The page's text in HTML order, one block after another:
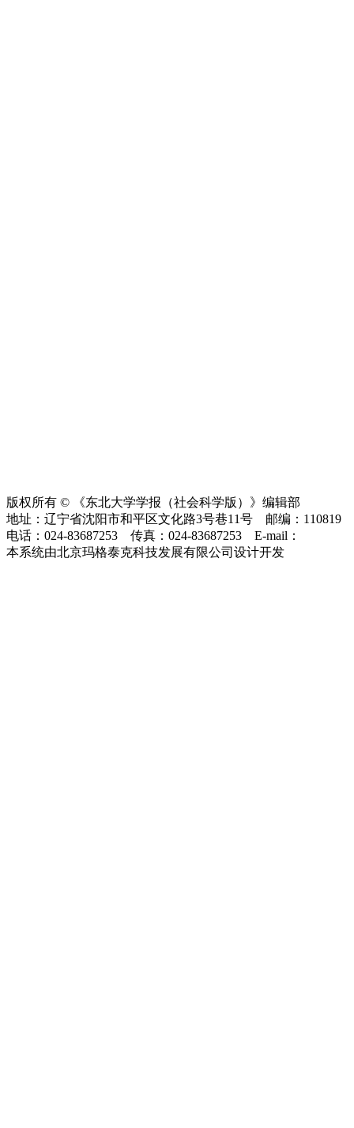
版权所有 © 《东北大学学报（社会科学版）》编辑部
地址：辽宁省沈阳市和平区文化路3号巷11号 邮编：110819
电话：024-83687253 传真：024-83687253 E-mail：
本系统由北京玛格泰克科技发展有限公司设计开发